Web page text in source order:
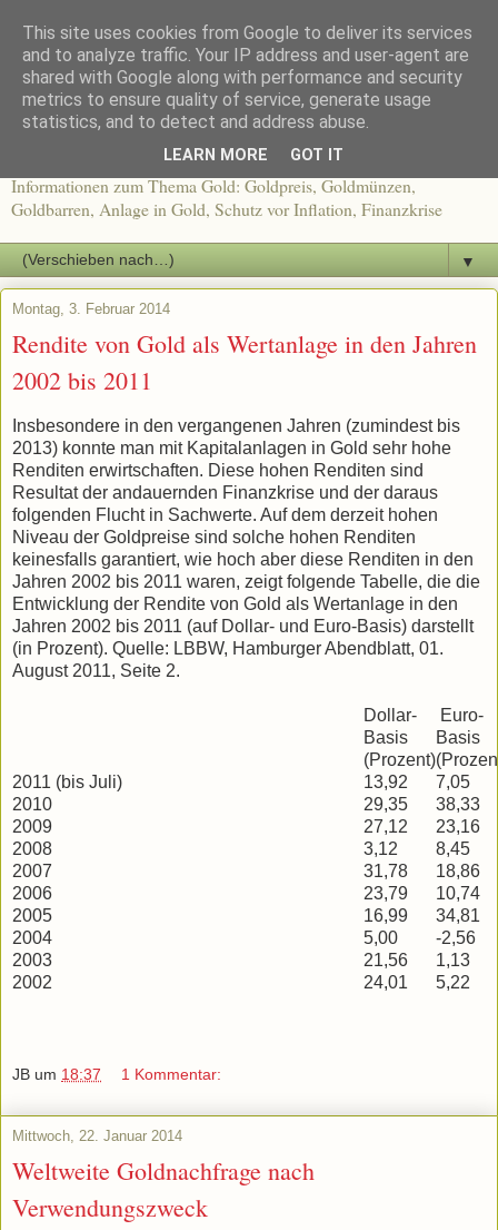
Gold kaufen - Buy Gold
Informationen zum Thema Gold: Goldpreis, Goldmünzen,
Goldbarren, Anlage in Gold, Schutz vor Inflation, Finanzkrise
▼
Montag, 3. Februar 2014
Rendite von Gold als Wertanlage in den Jahren
2002 bis 2011
Insbesondere in den vergangenen Jahren (zumindest bis
2013) konnte man mit Kapitalanlagen in Gold sehr hohe
Renditen erwirtschaften. Diese hohen Renditen sind
Resultat der andauernden Finanzkrise und der daraus
folgenden Flucht in Sachwerte. Auf dem derzeit hohen
Niveau der Goldpreise sind solche hohen Renditen
keinesfalls garantiert, wie hoch aber diese Renditen in den
Jahren 2002 bis 2011 waren, zeigt folgende Tabelle, die die
Entwicklung der Rendite von Gold als Wertanlage in den
Jahren 2002 bis 2011 (auf Dollar- und Euro-Basis) darstellt
(in Prozent). Quelle: LBBW, Hamburger Abendblatt, 01.
August 2011, Seite 2.
Dollar-
Basis
(Prozent)
Euro-
Basis
2011 (bis Juli)
13,92
7,05
2010
29,35
38,33
2009
27,12
23,16
2008
3,12
8,45
2007
31,78
18,86
2006
23,79
10,74
2005
16,99
34,81
2004
5,00
-2,56
2003
21,56
1,13
2002
24,01 5,22
JB um 18:37 1 Kommentar:
Mittwoch, 22. Januar 2014
Weltweite Goldnachfrage nach
Verwendungszweck
This site uses cookies from Google to deliver its services
and to analyze traffic. Your IP address and user-agent are
shared with Google along with performance and security
metrics to ensure quality of service, generate usage
statistics, and to detect and address abuse.
LEARN MORE GOT IT